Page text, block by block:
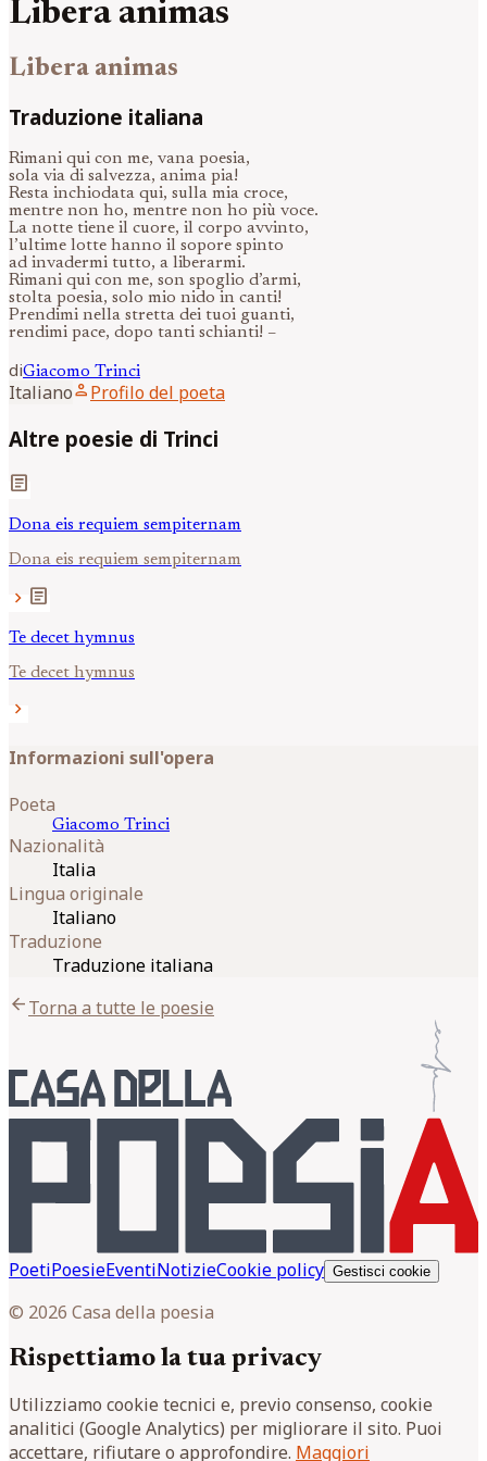
Libera animas
Libera animas
Traduzione italiana
Rimani qui con me, vana poesia,
sola via di salvezza, anima pia!
Resta inchiodata qui, sulla mia croce,
mentre non ho, mentre non ho più voce.
La notte tiene il cuore, il corpo avvinto,
l’ultime lotte hanno il sopore spinto
ad invadermi tutto, a liberarmi.
Rimani qui con me, son spoglio d’armi,
stolta poesia, solo mio nido in canti!
Prendimi nella stretta dei tuoi guanti,
rendimi pace, dopo tanti schianti! –
diGiacomo Trinci
Italianoperson Profilo del poeta
Altre poesie di Trinci
article
Dona eis requiem sempiternam
Dona eis requiem sempiternam
chevron_right article
Te decet hymnus
Te decet hymnus
chevron_right
Informazioni sull'opera
Poeta
Giacomo Trinci
Nazionalità
Italia
Lingua originale
Italiano
Traduzione
Traduzione italiana
arrow_backTorna a tutte le poesie
PoetiPoesieEventiNotizieCookie policy Gestisci cookie
© 2026 Casa della poesia
Rispettiamo la tua privacy
Utilizziamo cookie tecnici e, previo consenso, cookie
analitici (Google Analytics) per migliorare il sito. Puoi
accettare, rifiutare o approfondire. Maggiori